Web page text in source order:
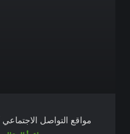
مواقع التواصل الاجتماعي